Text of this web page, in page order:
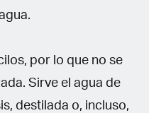
por lo que no se
Sirve el agua de
destilada o, incluso,